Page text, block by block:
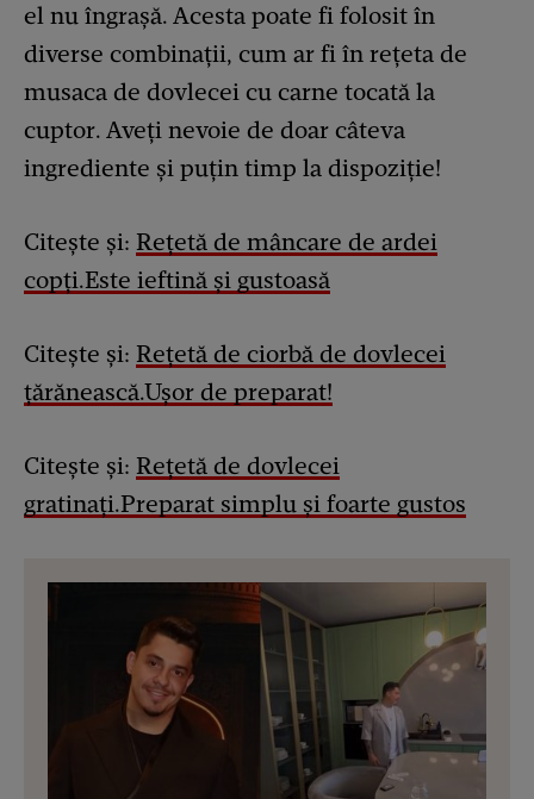
el nu îngrașă. Acesta poate fi folosit în
diverse combinații, cum ar fi în rețeta de
musaca de dovlecei cu carne tocată la
cuptor. Aveți nevoie de doar câteva
ingrediente și puțin timp la dispoziție!
Citește și: Rețetă de mâncare de ardei
copți.Este ieftină și gustoasă
Citește și: Rețetă de ciorbă de dovlecei
țărănească.Ușor de preparat!
Citește și: Rețetă de dovlecei
gratinați.Preparat simplu și foarte gustos